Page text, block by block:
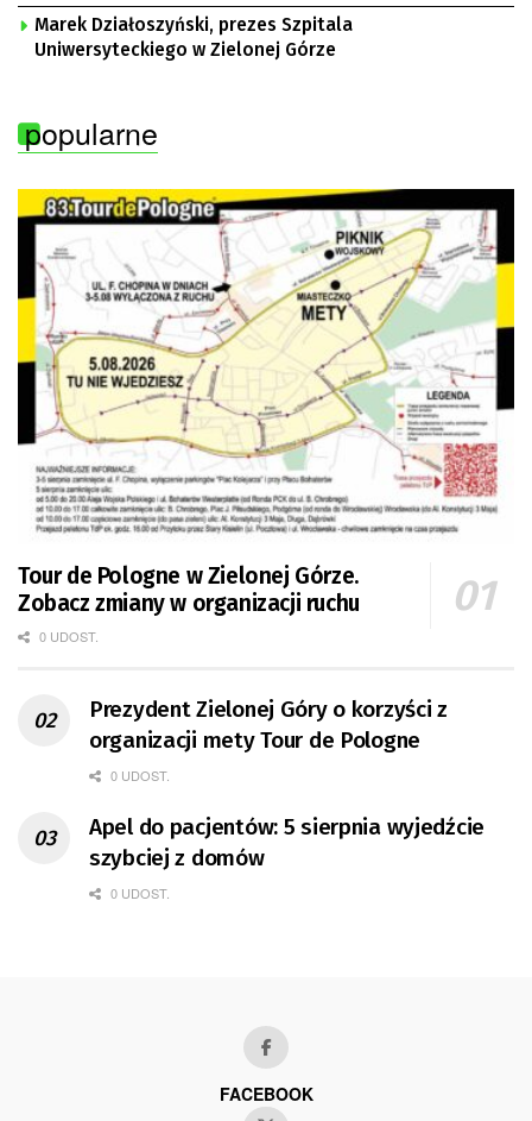
Marek Działoszyński, prezes Szpitala
Uniwersyteckiego w Zielonej Górze
popularne
Tour de Pologne w Zielonej Górze.
Zobacz zmiany w organizacji ruchu
0 UDOST.
Prezydent Zielonej Góry o korzyści z
organizacji mety Tour de Pologne
0 UDOST.
Apel do pacjentów: 5 sierpnia wyjedźcie
szybciej z domów
0 UDOST.
FACEBOOK